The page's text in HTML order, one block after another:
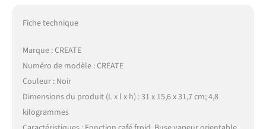
Fiche technique
Marque : CREATE
Numéro de modèle : CREATE
Couleur : Noir
Dimensions du produit (L x l x h) : 31 x 15,6 x 31,7 cm; 4,8
kilogrammes